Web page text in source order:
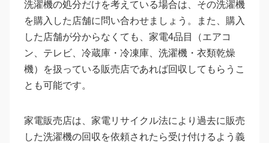
洗濯機の処分だけを考えている場合は、その洗濯機
を購入した店舗に問い合わせましょう。また、購入
した店舗が分からなくても、家電4品目（エアコ
ン、テレビ、冷蔵庫・冷凍庫、洗濯機・衣類乾燥
機）を扱っている販売店であれば回収してもらうこ
とも可能です。
家電販売店は、家電リサイクル法により過去に販売
した洗濯機の回収を依頼されたら受け付けるよう義